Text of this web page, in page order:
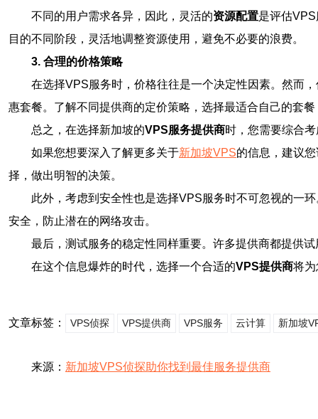
不同的用户需求各异，因此，灵活的资源配置是评估
目的不同阶段，灵活地调整资源使用，避免不必要的浪费。
3. 合理的价格策略
在选择VPS服务时，价格往往是一个决定性因素。然而
惠套餐。了解不同提供商的定价策略，选择最适合自己的套
总之，在选择新加坡的VPS服务提供商时，您需要综合
如果您想要深入了解更多关于新加坡VPS的信息，建议
择，做出明智的决策。
此外，考虑到安全性也是选择VPS服务时不可忽视的一
安全，防止潜在的网络攻击。
最后，测试服务的稳定性同样重要。许多提供商都提供
在这个信息爆炸的时代，选择一个合适的VPS提供商将
文章标签： VPS侦探 VPS提供商 VPS服务 云计算 新加坡
来源： 新加坡VPS侦探助你找到最佳服务提供商